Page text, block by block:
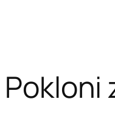
Pokloni